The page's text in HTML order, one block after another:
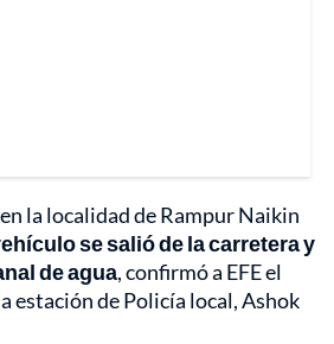
la localidad de Rampur Naikin
se salió de la carretera y
de agua, confirmó a EFE el
estación de Policía local, Ashok